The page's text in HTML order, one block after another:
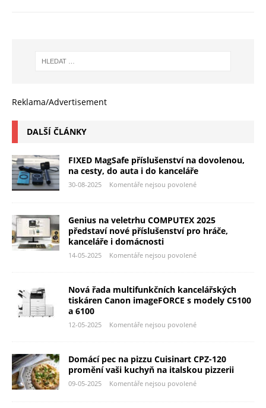
Reklama/Advertisement
DALŠÍ ČLÁNKY
FIXED MagSafe příslušenství na dovolenou,
na cesty, do auta i do kanceláře
30-08-2025 Komentáře nejsou povolené
Genius na veletrhu COMPUTEX 2025
představí nové příslušenství pro hráče,
kanceláře i domácnosti
14-05-2025 Komentáře nejsou povolené
Nová řada multifunkčních kancelářských
tiskáren Canon imageFORCE s modely C5100
a 6100
12-05-2025 Komentáře nejsou povolené
Domácí pec na pizzu Cuisinart CPZ-120
promění vaši kuchyň na italskou pizzerii
09-05-2025 Komentáře nejsou povolené